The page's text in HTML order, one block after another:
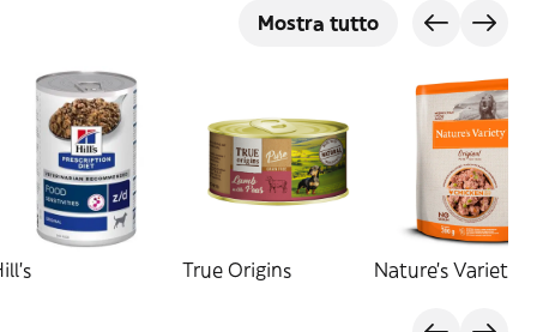
Mostra tutto
True Origins Nature's Variety